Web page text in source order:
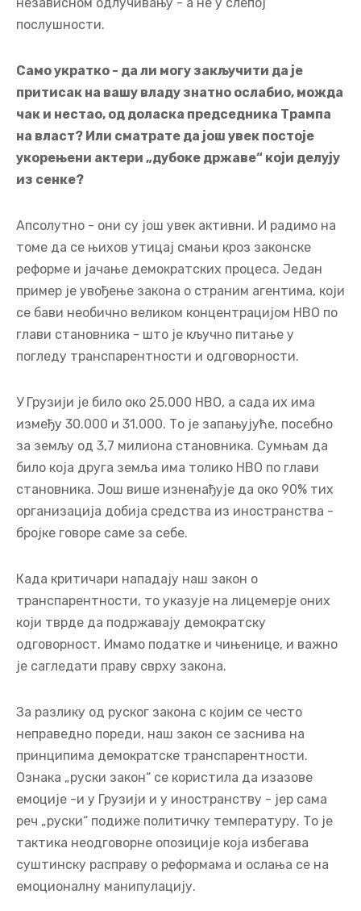
независном одлучивању - а не у слепој
послушности.
Само укратко - да ли могу закључити да је
притисак на вашу владу знатно ослабио, можда
чак и нестао, од доласка председника Трампа
на власт? Или сматрате да још увек постоје
укорењени актери „дубоке државе“ који делују
из сенке?
Апсолутно - они су још увек активни. И радимо на
томе да се њихов утицај смањи кроз законске
реформе и јачање демократских процеса. Један
пример је увођење закона о страним агентима, који
се бави необично великом концентрацијом НВО по
глави становника - што је кључно питање у
погледу транспарентности и одговорности.
У Грузији је било око 25.000 НВО, а сада их има
између 30.000 и 31.000. То је запањујуће, посебно
за земљу од 3,7 милиона становника. Сумњам да
било која друга земља има толико НВО по глави
становника. Још више изненађује да око 90% тих
организација добија средства из иностранства -
бројке говоре саме за себе.
Када критичари нападају наш закон о
транспарентности, то указује на лицемерје оних
који тврде да подржавају демократску
одговорност. Имамо податке и чињенице, и важно
је сагледати праву сврху закона.
За разлику од руског закона с којим се често
неправедно пореди, наш закон се заснива на
принципима демократске транспарентности.
Ознака „руски закон“ се користила да изазове
емоције -и у Грузији и у иностранству - јер сама
реч „руски“ подиже политичку температуру. То је
тактика неодговорне опозиције која избегава
суштинску расправу о реформама и ослања се на
емоционалну манипулацију.